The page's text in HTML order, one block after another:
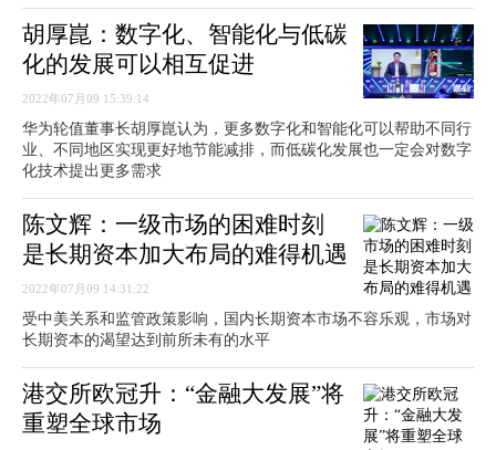
胡厚崑：数字化、智能化与低碳
化的发展可以相互促进
2022年07月09 15:39:14
华为轮值董事长胡厚崑认为，更多数字化和智能化可以帮助不同行
业、不同地区实现更好地节能减排，而低碳化发展也一定会对数字
化技术提出更多需求
陈文辉：一级市场的困难时刻
是长期资本加大布局的难得机遇
2022年07月09 14:31:22
受中美关系和监管政策影响，国内长期资本市场不容乐观，市场对
长期资本的渴望达到前所未有的水平
港交所欧冠升：“金融大发展”将
重塑全球市场